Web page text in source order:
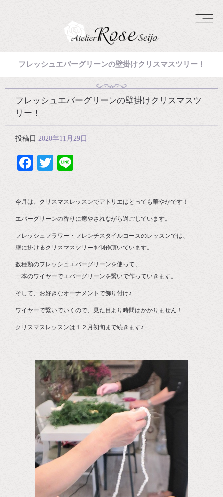
フレッシュエバーグリーンの壁掛けクリスマスツリー！
フレッシュエバーグリーンの壁掛けクリスマスツ
リー！
投稿日 2020年11月29日
Facebook
Twitter
今月は、クリスマスレッスンでアトリエはとっても華やかです！
エバーグリーンの香りに癒やされながら過ごしています。
フレッシュフラワー・フレンチスタイルコースのレッスンでは、
壁に掛けるクリスマスツリーを制作頂いています。
数種類のフレッシュエバーグリーンを使って、
一本のワイヤーでエバーグリーンを繋いで作っていきます。
そして、お好きなオーナメントで飾り付け♪
ワイヤーで繋いでいくので、見た目より時間はかかりません！
クリスマスレッスンは１２月初旬まで続きます♪